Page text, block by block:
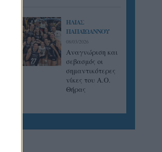
ΗΛΙΑΣ
ΠΑΠΑΪΩΑΝΝΟΥ
08/03/2026
Αναγνώριση και
σεβασμός οι
σημαντικότερες
νίκες του Α.Ο.
Θήρας